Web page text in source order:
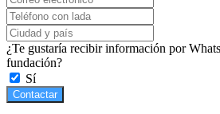
¿Te gustaría recibir información por
fundación?
Sí
Contactar